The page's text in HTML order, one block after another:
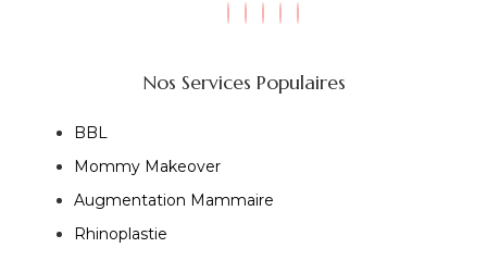
Nos Services Populaires
BBL
Mommy Makeover
Augmentation Mammaire
Rhinoplastie